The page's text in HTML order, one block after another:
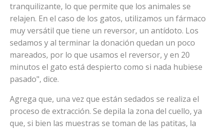
tranquilizante, lo que permite que los animales se
relajen. En el caso de los gatos, utilizamos un fármaco
muy versátil que tiene un reversor, un antídoto. Los
sedamos y al terminar la donación quedan un poco
mareados, por lo que usamos el reversor, y en 20
minutos el gato está despierto como si nada hubiese
pasado", dice.
Agrega que, una vez que están sedados se realiza el
proceso de extracción. Se depila la zona del cuello, ya
que, si bien las muestras se toman de las patitas, la